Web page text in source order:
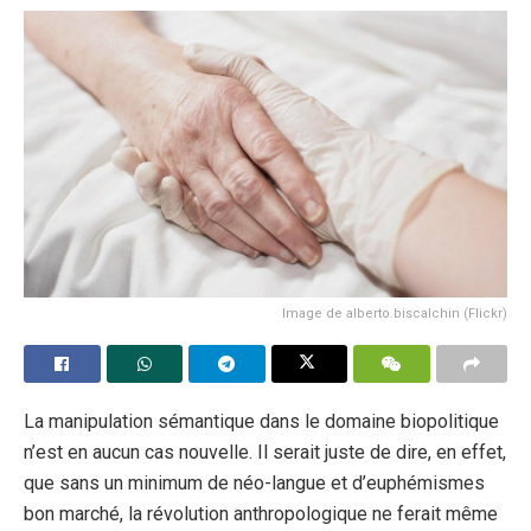
réponse selon laquelle ils n’étaient pas religieux était l’une
des plus courantes – jusqu’à 37% (22,2 millions de
personnes), soit une augmentation de 12% par rapport à
l’enquête nationale dix ans plus tôt. Dans le même temps,
le nombre de citoyens qui s’identifient comme musulmans
est passé de 4,9 à 6,5 %. En outre, il y a une augmentation
de ceux qui professent l’hindouisme, dont le nombre est
passé de 1,5 à 1,7 %. Pour rappel, le Premier ministre
Rishi Sunak est un hindou déclaré, et le maire de Londres
Sadiq Khan est un musulman.
Linda Woodhead, professeur au King’s College de
Londres, a déclaré à la BBC que le fait qu’un si grand
pas qu’ils n’ont aucune croyance : « Certains sont athées,
beaucoup sont agnostiques – ils disent simplement : ‘
Non, je sais exactement » – et certains pratiqueront
Image de alberto.biscalchin (Flickr)
La manipulation sémantique dans le domaine biopolitique
n’est en aucun cas nouvelle. Il serait juste de dire, en effet,
que sans un minimum de néo-langue et d’euphémismes
bon marché, la révolution anthropologique ne ferait même